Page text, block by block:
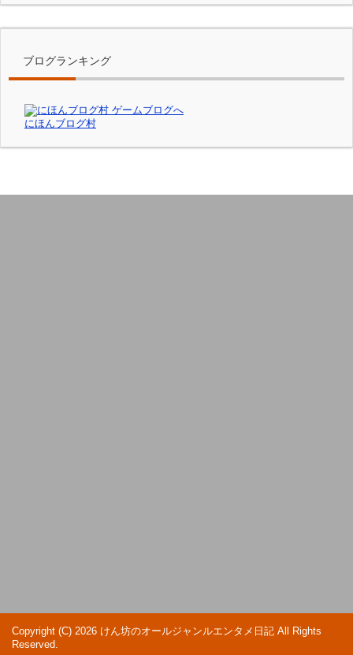
ブログランキング
にほんブログ村
Copyright (C) 2026 けん坊のオールジャンルエンタメ日記 All Rights
Reserved.